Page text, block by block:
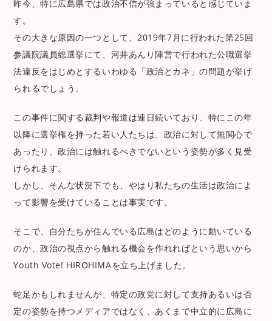
昨今、特に広島県では政治不信が強まっていると感じていま
す。
その大きな原因の一つとして、2019年7月に行われた第25回
参議院議員総選挙にて、河井あんり陣営で行われた公職選挙
法違反をはじめとするいわゆる「政治とカネ」の問題が挙げ
られるでしょう。
この事件に関する裁判や報道は連日続いており、特にこの年
以降に選挙権を持った若い人たちは、政治に対して無関心で
あったり、政治には触れるべきでないという姿勢が多く見受
けられます。
しかし、そんな状況下でも、やはり私たちの生活は政治によ
って影響を受けていることは事実です。
そこで、自分たちが住んでいる広島はどのように動いている
のか、政治の視点から触れる機会を作れればという思いから
Youth Vote! HIROHIMAを立ち上げました。
蛇足かもしれませんが、特定の政党に対して支持あるいは否
定の姿勢を持つメディアではなく、あくまで中立的に広島に